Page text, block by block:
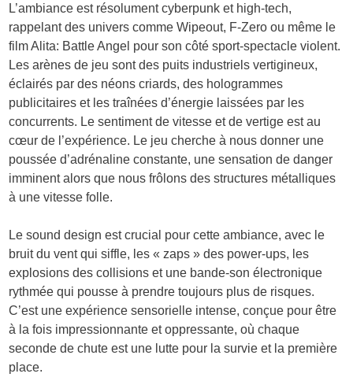
L’ambiance est résolument cyberpunk et high-tech,
rappelant des univers comme Wipeout, F-Zero ou même le
film Alita: Battle Angel pour son côté sport-spectacle violent.
Les arènes de jeu sont des puits industriels vertigineux,
éclairés par des néons criards, des hologrammes
publicitaires et les traînées d’énergie laissées par les
concurrents. Le sentiment de vitesse et de vertige est au
cœur de l’expérience. Le jeu cherche à nous donner une
poussée d’adrénaline constante, une sensation de danger
imminent alors que nous frôlons des structures métalliques
à une vitesse folle.
Le sound design est crucial pour cette ambiance, avec le
bruit du vent qui siffle, les « zaps » des power-ups, les
explosions des collisions et une bande-son électronique
rythmée qui pousse à prendre toujours plus de risques.
C’est une expérience sensorielle intense, conçue pour être
à la fois impressionnante et oppressante, où chaque
seconde de chute est une lutte pour la survie et la première
place.